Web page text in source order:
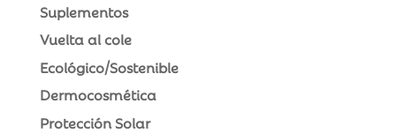
Suplementos
Vuelta al cole
Ecológico/Sostenible
Dermocosmética
Protección Solar